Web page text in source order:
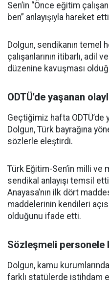
Sen’in “Önce eğitim
ben” anlayışıyla hareket
Dolgun, sendikanın temel
çalışanlarının itibarlı, adil
düzenine kavuşması
ODTÜ’de yaşanan
Geçtiğimiz hafta ODTÜ’de
Dolgun, Türk bayrağına
sözlerle eleştirdi.
Türk Eğitim-Sen’in milli ve
sendikal anlayışı temsil
Anayasa’nın ilk dört
maddelerinin kendileri
olduğunu ifade etti.
Sözleşmeli personele
Dolgun, kamu
farklı statülerde istihdam